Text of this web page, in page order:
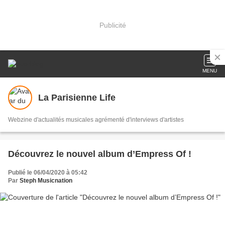
Publicité
MENU
La Parisienne Life
Webzine d'actualités musicales agrémenté d'interviews d'artistes
Découvrez le nouvel album d’Empress Of !
Publié le 06/04/2020 à 05:42
Par Steph Musicnation